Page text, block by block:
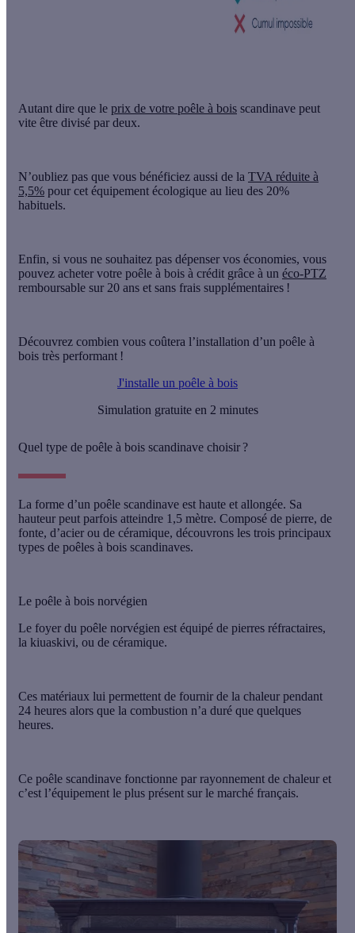
Autant dire que le prix de votre poêle à bois scandinave peut
vite être divisé par deux.
N’oubliez pas que vous bénéficiez aussi de la TVA réduite à
5,5% pour cet équipement écologique au lieu des 20%
habituels.
Enfin, si vous ne souhaitez pas dépenser vos économies, vous
pouvez acheter votre poêle à bois à crédit grâce à un éco-PTZ
remboursable sur 20 ans et sans frais supplémentaires !
Découvrez combien vous coûtera l’installation d’un poêle à
bois très performant !
J'installe un poêle à bois
Simulation gratuite en 2 minutes
Quel type de poêle à bois scandinave choisir ?
La forme d’un poêle scandinave est haute et allongée. Sa
hauteur peut parfois atteindre 1,5 mètre. Composé de pierre, de
fonte, d’acier ou de céramique, découvrons les trois principaux
types de poêles à bois scandinaves.
Le poêle à bois norvégien
Le foyer du poêle norvégien est équipé de pierres réfractaires,
la kiuaskivi, ou de céramique.
Ces matériaux lui permettent de fournir de la chaleur pendant
24 heures alors que la combustion n’a duré que quelques
heures.
Ce poêle scandinave fonctionne par rayonnement de chaleur et
c’est l’équipement le plus présent sur le marché français.